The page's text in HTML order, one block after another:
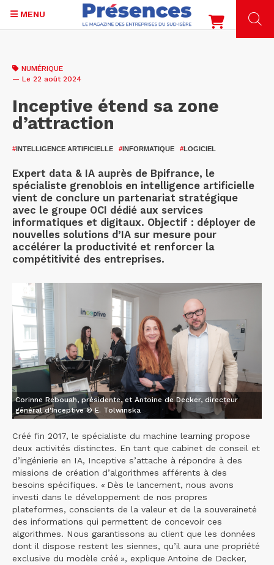
contenu
MENU
NUMÉRIQUE
— Le 22 août 2024
Inceptive étend sa zone
d’attraction
#INTELLIGENCE ARTIFICIELLE #INFORMATIQUE #LOGICIEL
Expert data & IA auprès de Bpifrance, le
spécialiste grenoblois en intelligence artificielle
vient de conclure un partenariat stratégique
avec le groupe OCI dédié aux services
informatiques et digitaux. Objectif : déployer de
nouvelles solutions d’IA sur mesure pour
accélérer la productivité et renforcer la
compétitivité des entreprises.
Corinne Rebouah, présidente, et Antoine de Decker, directeur
général d'Inceptive © E. Tolwinska
Créé fin 2017, le spécialiste du machine learning propose
deux activités distinctes. En tant que cabinet de conseil et
d’ingénierie en IA, Inceptive s’attache à répondre à des
missions de création d’algorithmes afférents à des
besoins spécifiques. « Dès le lancement, nous avons
investi dans le développement de nos propres
plateformes, conscients de la valeur et de la souveraineté
des informations qui permettent de concevoir ces
algorithmes. Nous garantissons au client que les données
dont il dispose restent les siennes, qu’il aura une propriété
exclusive du modèle créé », explique Antoine de Decker,